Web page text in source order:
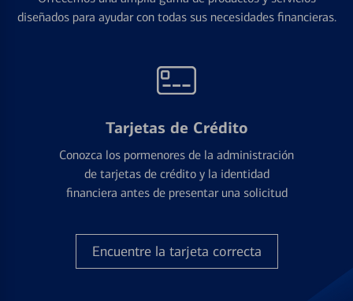
diseñados para ayudar con todas sus necesidades financieras.
Tarjetas de Crédito
Conozca los pormenores de la administración
de tarjetas de crédito y la identidad
financiera antes de presentar una solicitud
Encuentre la tarjeta correcta